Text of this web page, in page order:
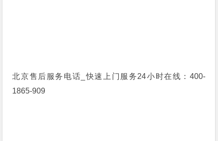
北京售后服务电话_快速上门服务24小时在线：400-
1865-909